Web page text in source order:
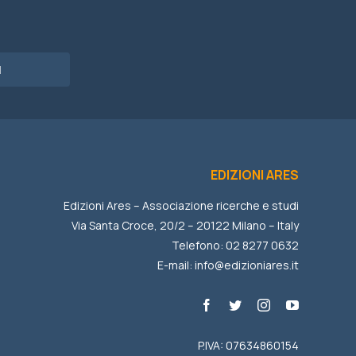
EDIZIONI ARES
Edizioni Ares – Associazione ricerche e studi
Via Santa Croce, 20/2 – 20122 Milano – Italy
Telefono: 02 8277 0632
E-mail:info@edizioniares.it
P.IVA: 07634860154